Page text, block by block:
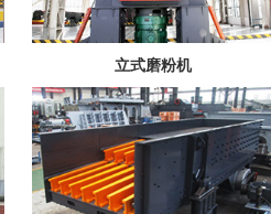
立式磨粉机